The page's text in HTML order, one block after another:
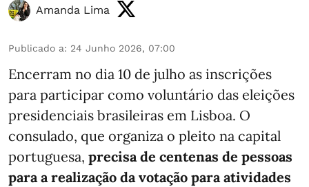
Amanda Lima
Publicado a: 24 Junho 2026, 07:00
Encerram no dia 10 de julho as inscrições
para participar como voluntário das eleições
presidenciais brasileiras em Lisboa. O
consulado, que organiza o pleito na capital
portuguesa, precisa de centenas de pessoas
para a realização da votação para atividades